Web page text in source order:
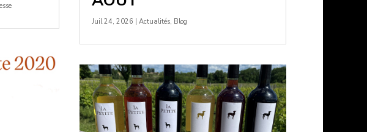
Juil 24, 2026 Actualités, Blog